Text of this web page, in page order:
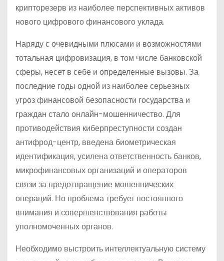
крипторезерв из наиболее перспективных активов
нового цифрового финансового уклада.
Наряду с очевидными плюсами и возможностями
тотальная цифровизация, в том числе банковской
сферы, несет в себе и определенные вызовы. За
последние годы одной из наиболее серьезных
угроз финансовой безопасности государства и
граждан стало онлайн-мошенничество. Для
противодействия киберпреступности создан
антифрод-центр, введена биометрическая
идентификация, усилена ответственность банков,
микрофинансовых организаций и операторов
связи за предотвращение мошеннических
операций. Но проблема требует постоянного
внимания и совершенствования работы
уполномоченных органов.
Необходимо выстроить интеллектуальную систему